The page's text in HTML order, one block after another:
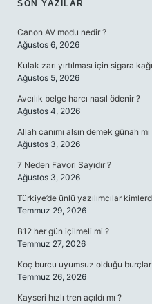
SIDEBAR
SON YAZILAR
Canon AV modu nedir ?
Ağustos 6, 2026
Kulak zarı yırtılması için sigara
Ağustos 5, 2026
Avcılık belge harcı nasıl ödenir ?
Ağustos 4, 2026
Allah canımı alsın demek günah mı
Ağustos 3, 2026
7 Neden Favori Sayıdır ?
Ağustos 3, 2026
Türkiye’de ünlü yazılımcılar
Temmuz 29, 2026
B12 her gün içilmeli mi ?
Temmuz 27, 2026
Koç burcu uyumsuz olduğu burçlar
Temmuz 26, 2026
Kayseri hızlı tren açıldı mı ?